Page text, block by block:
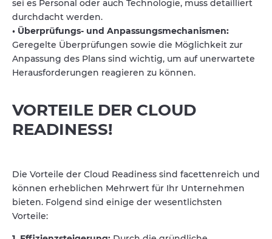
sei es Personal oder auch Technologie, muss detailliert
durchdacht werden.
• Überprüfungs- und Anpassungsmechanismen:
Geregelte Überprüfungen sowie die Möglichkeit zur
Anpassung des Plans sind wichtig, um auf unerwartete
Herausforderungen reagieren zu können.
VORTEILE DER CLOUD
READINESS!
Die Vorteile der Cloud Readiness sind facettenreich und
können erheblichen Mehrwert für Ihr Unternehmen
bieten. Folgend sind einige der wesentlichsten
Vorteile: